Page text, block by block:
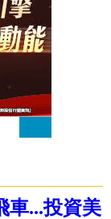
車...投資美